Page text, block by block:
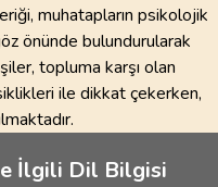
muhatapların psikolojik
önünde bulundurularak
topluma karşı olan
ile dikkat çekerken,
İlgili Dil Bilgisi